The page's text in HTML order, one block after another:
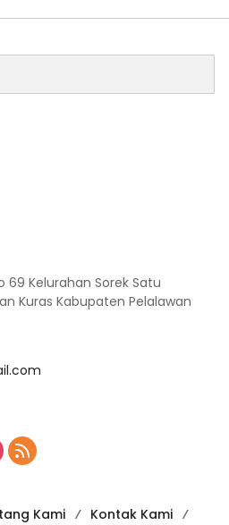
69 Kelurahan Sorek Satu
Kuras Kabupaten Pelalawan
Kami Kontak Kami